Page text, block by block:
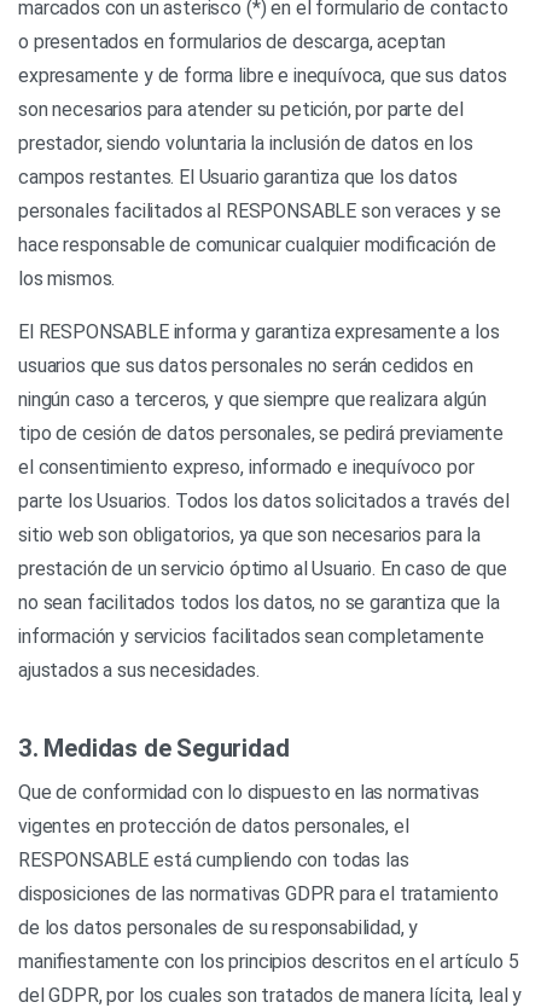
marcados con un asterisco (*) en el formulario de contacto
o presentados en formularios de descarga, aceptan
expresamente y de forma libre e inequívoca, que sus datos
son necesarios para atender su petición, por parte del
prestador, siendo voluntaria la inclusión de datos en los
campos restantes. El Usuario garantiza que los datos
personales facilitados al RESPONSABLE son veraces y se
hace responsable de comunicar cualquier modificación de
los mismos.
El RESPONSABLE informa y garantiza expresamente a los
usuarios que sus datos personales no serán cedidos en
ningún caso a terceros, y que siempre que realizara algún
tipo de cesión de datos personales, se pedirá previamente
el consentimiento expreso, informado e inequívoco por
parte los Usuarios. Todos los datos solicitados a través del
sitio web son obligatorios, ya que son necesarios para la
prestación de un servicio óptimo al Usuario. En caso de que
no sean facilitados todos los datos, no se garantiza que la
información y servicios facilitados sean completamente
ajustados a sus necesidades.
3. Medidas de Seguridad
Que de conformidad con lo dispuesto en las normativas
vigentes en protección de datos personales, el
RESPONSABLE está cumpliendo con todas las
disposiciones de las normativas GDPR para el tratamiento
de los datos personales de su responsabilidad, y
manifiestamente con los principios descritos en el artículo 5
del GDPR, por los cuales son tratados de manera lícita, leal y